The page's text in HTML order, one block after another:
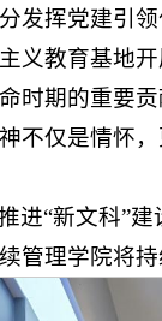
发挥党建引
义教育基地
时期的重要
不仅是情怀
进“新文科”
管理学院将